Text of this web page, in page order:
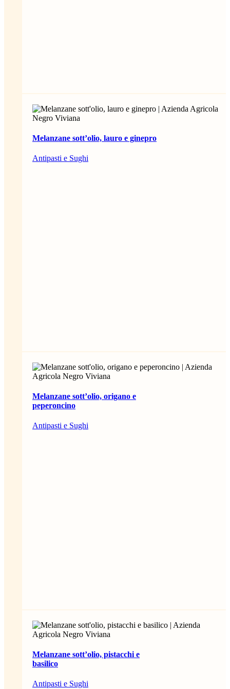
Melanzane sott’olio, lauro e ginepro
Antipasti e Sughi
Melanzane sott’olio, origano e
peperoncino
Antipasti e Sughi
Melanzane sott’olio, pistacchi e
basilico
Antipasti e Sughi